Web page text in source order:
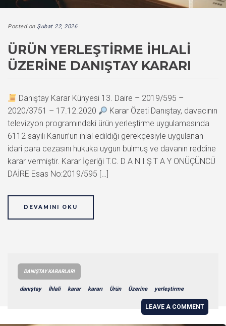
Posted on Şubat 22, 2026
ÜRÜN YERLEŞTIRME İHLALI
ÜZERINE DANIŞTAY KARARI
Danıştay Karar Künyesi 13. Daire – 2019/595 –
2020/3751 – 17.12.2020
Karar Özeti Danıştay, davacının
televizyon programındaki ürün yerleştirme uygulamasında
6112 sayılı Kanun’un ihlal edildiği gerekçesiyle uygulanan
idari para cezasını hukuka uygun bulmuş ve davanın reddine
karar vermiştir. Karar İçeriği T.C. D A N I Ş T A Y ONÜÇÜNCÜ
DAİRE Esas No:2019/595 […]
DEVAMINI OKU
DANIŞTAY KARARLARI
danıştay İhlali karar kararı Ürün Üzerine yerleştirme
LEAVE A COMMENT